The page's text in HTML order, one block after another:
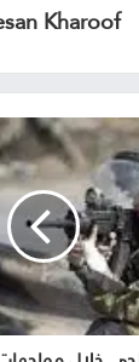
Kharoof